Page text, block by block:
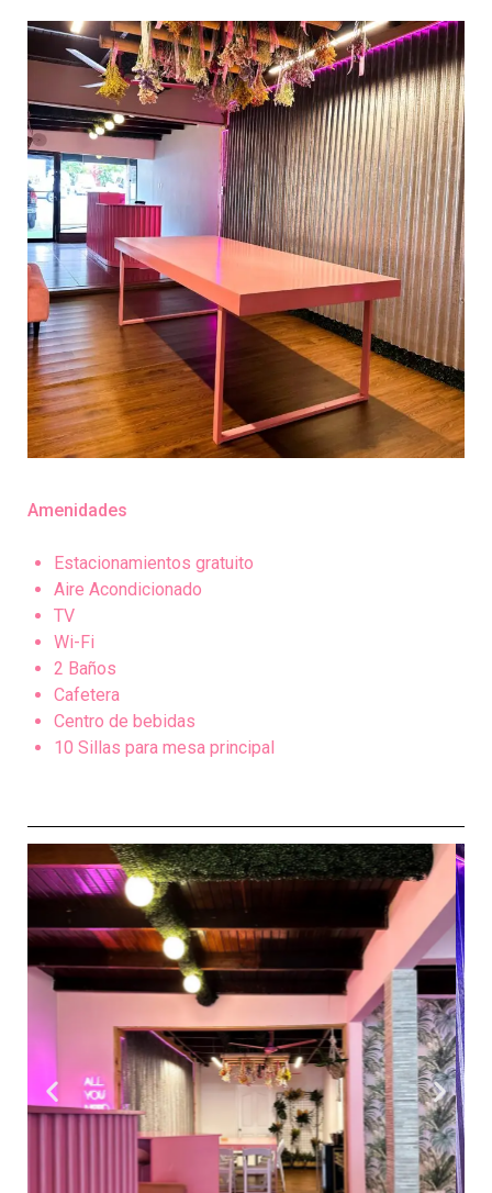
Amenidades
Estacionamientos gratuito
Aire Acondicionado
TV
Wi-Fi
2 Baños
Cafetera
Centro de bebidas
10 Sillas para mesa principal